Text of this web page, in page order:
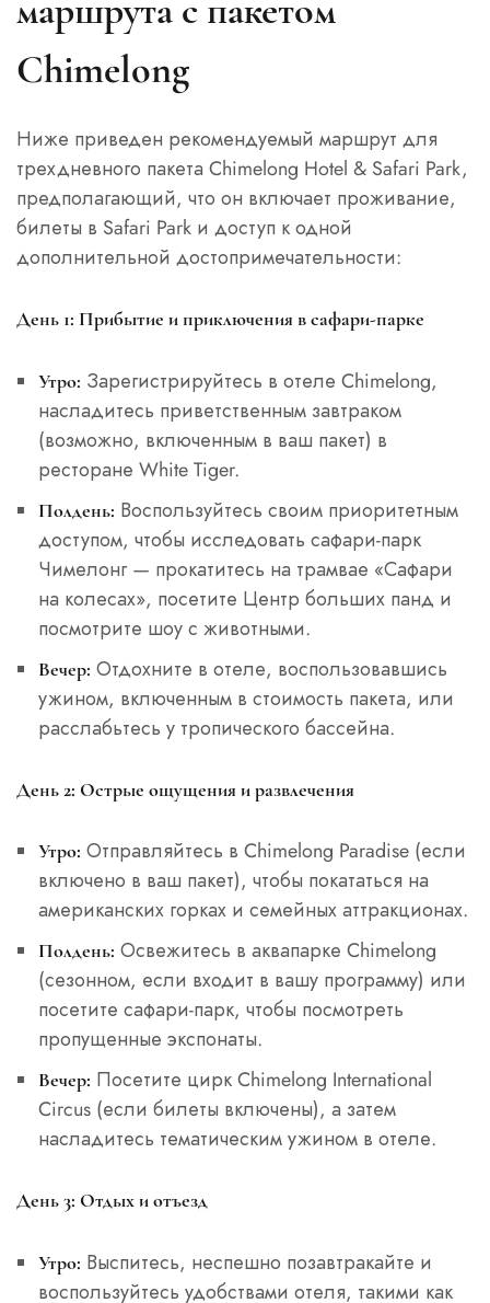
маршрута с пакетом
Chimelong
Ниже приведен рекомендуемый маршрут для
трехдневного пакета Chimelong Hotel & Safari Park,
предполагающий, что он включает проживание,
билеты в Safari Park и доступ к одной
дополнительной достопримечательности:
День 1: Прибытие и приключения в сафари-парке
Утро: Зарегистрируйтесь в отеле Chimelong,
насладитесь приветственным завтраком
(возможно, включенным в ваш пакет) в
ресторане White Tiger.
Полдень: Воспользуйтесь своим приоритетным
доступом, чтобы исследовать сафари-парк
Чимелонг — прокатитесь на трамвае «Сафари
на колесах», посетите Центр больших панд и
посмотрите шоу с животными.
Вечер: Отдохните в отеле, воспользовавшись
ужином, включенным в стоимость пакета, или
расслабьтесь у тропического бассейна.
День 2: Острые ощущения и развлечения
Утро: Отправляйтесь в Chimelong Paradise (если
включено в ваш пакет), чтобы покататься на
американских горках и семейных аттракционах.
Полдень: Освежитесь в аквапарке Chimelong
(сезонном, если входит в вашу программу) или
посетите сафари-парк, чтобы посмотреть
пропущенные экспонаты.
Вечер: Посетите цирк Chimelong International
Circus (если билеты включены), а затем
насладитесь тематическим ужином в отеле.
День 3: Отдых и отъезд
Утро: Выспитесь, неспешно позавтракайте и
воспользуйтесь удобствами отеля, такими как